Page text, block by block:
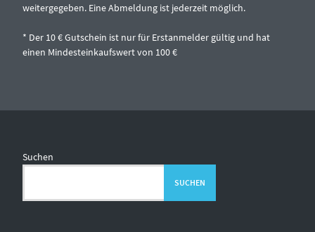
weitergegeben. Eine Abmeldung ist jederzeit möglich.
* Der 10 € Gutschein ist nur für Erstanmelder gültig und hat
einen Mindesteinkaufswert von 100 €
Suchen
SUCHEN